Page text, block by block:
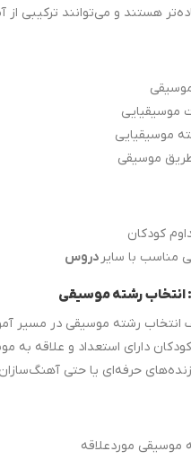
هستند و می‌توانند ترکیبی
موسیقیایی
موسیقیایی
طریق موسیقی
کودکان
مناسب با سایر دروس
انتخاب رشته موسیقی در مسیر
کودکان دارای استعداد و علاقه
حرفه‌ای یا حتی
موردعلاقه